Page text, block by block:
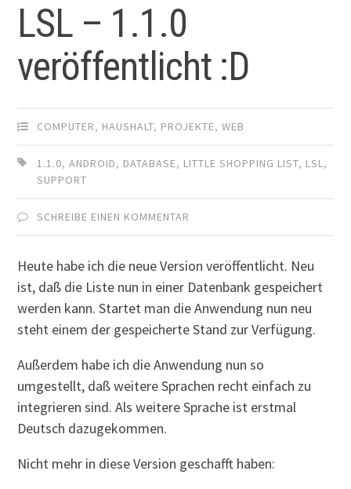
LSL – 1.1.0
veröffentlicht :D
COMPUTER, HAUSHALT, PROJEKTE,WEB
1.1.0,ANDROID, DATABASE, LITTLE SHOPPING LIST, LSL,
SUPPORT
SCHREIBE EINEN KOMMENTAR
Heute habe ich die neue Version veröffentlicht. Neu
ist, daß die Liste nun in einer Datenbank gespeichert
werden kann. Startet man die Anwendung nun neu
steht einem der gespeicherte Stand zur Verfügung.
Außerdem habe ich die Anwendung nun so
umgestellt, daß weitere Sprachen recht einfach zu
integrieren sind. Als weitere Sprache ist erstmal
Deutsch dazugekommen.
Nicht mehr in diese Version geschafft haben: